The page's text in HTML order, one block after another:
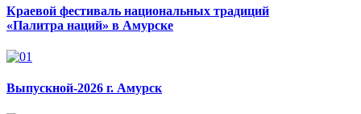
Краевой фестиваль национальных традиций
«Палитра наций» в Амурске
Выпускной-2026 г. Амурск